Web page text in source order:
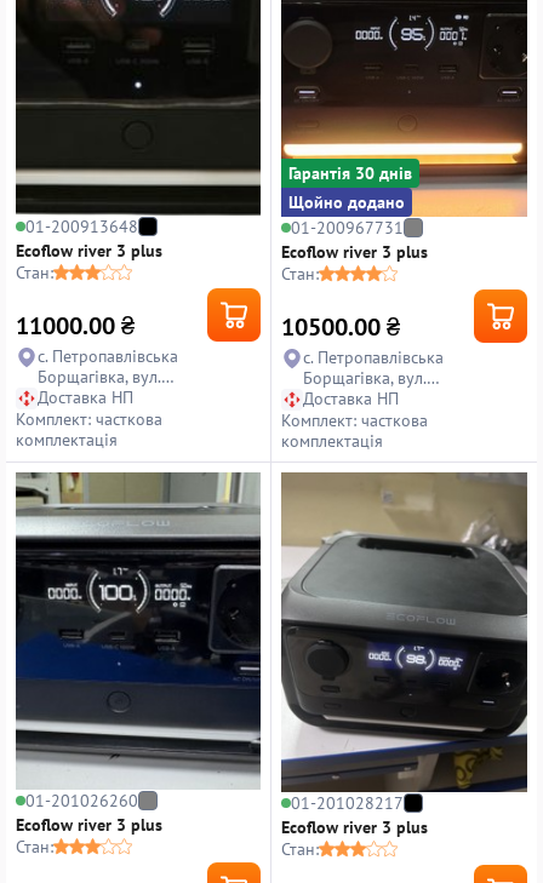
01-200913648
Ecoflow river 3 plus
Стан:
11000.00₴
с. Петропавлівська
Борщагівка, вул.
Петропавлівська, 14
Доставка НП
Комплект: часткова
комплектація
Гарантiя 30 днiв
Щойно додано
01-200967731
Ecoflow river 3 plus
Стан:
10500.00₴
с. Петропавлівська
Борщагівка, вул.
Петропавлівська, 14
Доставка НП
Комплект: часткова
комплектація
01-201026260
Ecoflow river 3 plus
Стан:
01-201028217
Ecoflow river 3 plus
Стан: